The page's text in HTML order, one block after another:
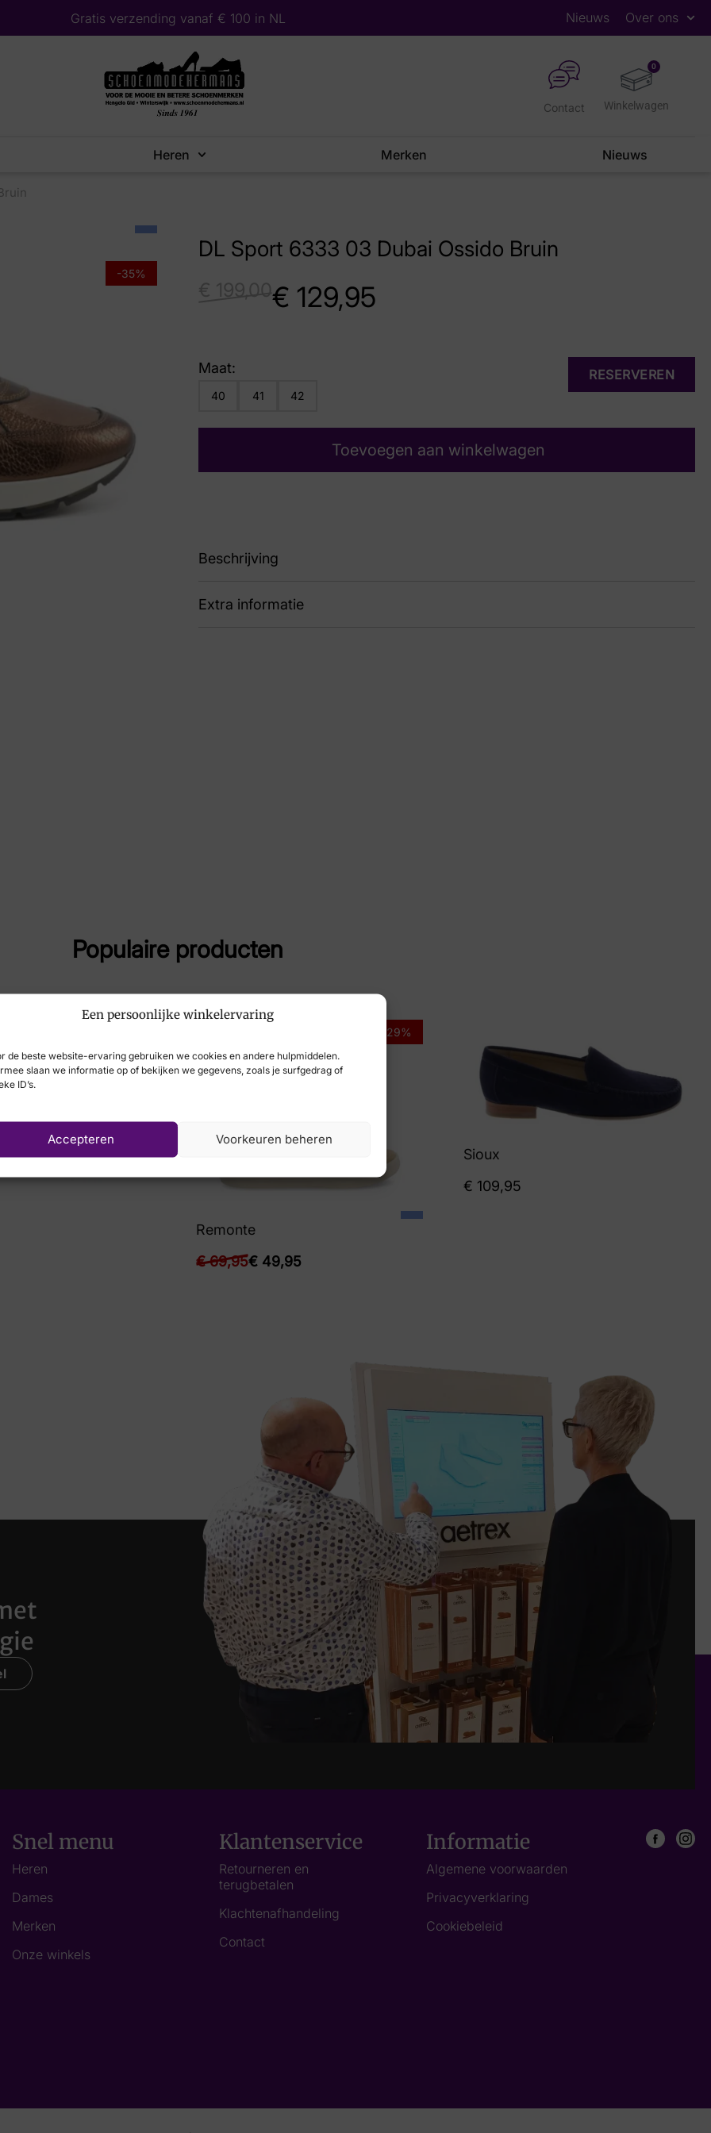
Een persoonlijke winkelervaring
de beste website-ervaring gebruiken we cookies en andere hulpmiddelen.
slaan we informatie op of bekijken we gegevens, zoals je surfgedrag of
ID’s.
Accepteren Voorkeuren beheren
Gratis verzending vanaf € 100 in NL Nieuws Over ons
0
Contact
Heren Merken Nieuws
-35%
DL Sport 6333 03 Dubai Ossido Bruin
199,00€ 129,95
RESERVEREN
Maat:
40 41 42
Toevoegen aan winkelwagen
Beschrijving
88 6333 03 Dubai Ossido
Extra informatie
Populaire producten
-29%
Remonte
€69,95€ 49,95
Sioux
€ 109,95
Snel menu
Heren
Dames
Merken
Onze winkels
Klantenservice
Retourneren en
terugbetalen
Klachtenafhandeling
Contact
Informatie
Algemene voorwaarden
Privacyverklaring
Cookiebeleid